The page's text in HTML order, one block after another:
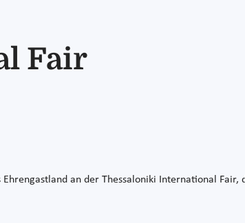
Fair
an der Thessaloniki International Fair,